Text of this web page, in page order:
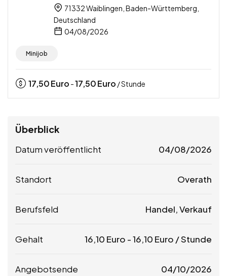
71332 Waiblingen, Baden-Württemberg,
Deutschland
04/08/2026
Minijob
17,50Euro -17,50Euro / Stunde
Überblick
Datum veröffentlicht 04/08/2026
Standort Overath
Berufsfeld Handel, Verkauf
Gehalt 16,10 Euro -16,10 Euro / Stunde
Angebotsende 04/10/2026